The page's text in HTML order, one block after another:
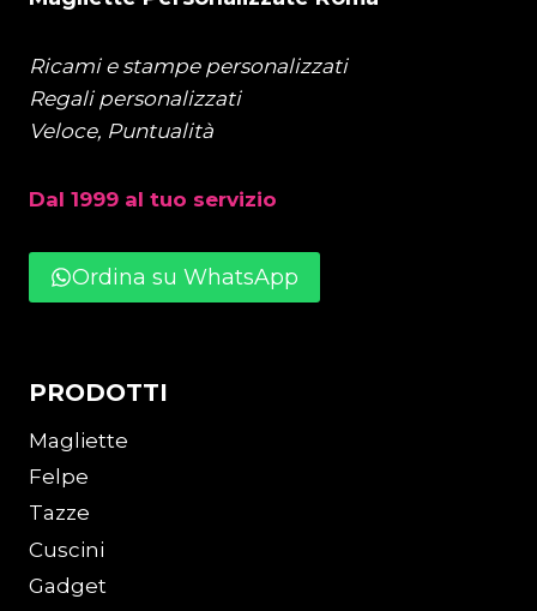
Ricami e stampe personalizzati
Regali personalizzati
Veloce, Puntualità
Dal 1999 al tuo servizio
Ordina su WhatsApp
PRODOTTI
Magliette
Felpe
Tazze
Cuscini
Gadget